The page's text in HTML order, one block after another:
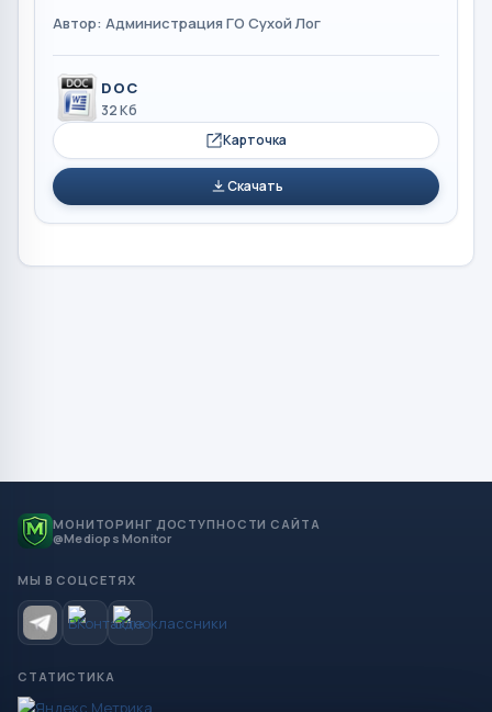
Автор: Администрация ГО Сухой Лог
DOC
32 Кб
Карточка
Скачать
МОНИТОРИНГ ДОСТУПНОСТИ САЙТА
@Mediops Monitor
МЫ В СОЦСЕТЯХ
СТАТИСТИКА